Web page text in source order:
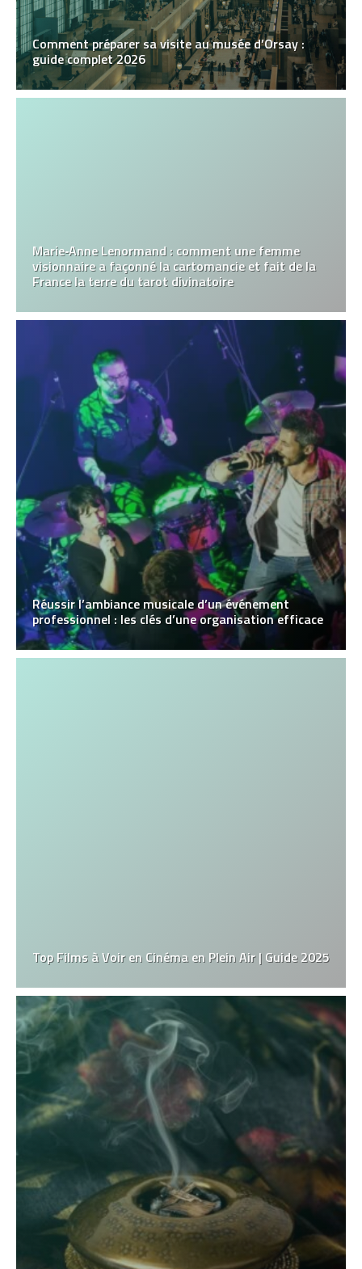
Comment préparer sa visite au musée d’Orsay :
guide complet 2026
Marie‑Anne Lenormand : comment une femme
visionnaire a façonné la cartomancie et fait de la
France la terre du tarot divinatoire
Réussir l’ambiance musicale d’un événement
professionnel : les clés d’une organisation efficace
Top Films à Voir en Cinéma en Plein Air | Guide 2025